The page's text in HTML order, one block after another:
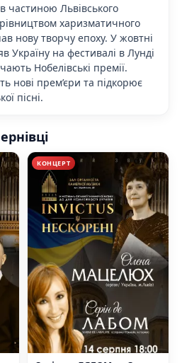
частиною Львівського
харизматичного
нову творчу епоху. У жовтні
Україну на фестивалі в Лунді
Нобелівські премії.
нові прем’єри та підкорює
пісні.
КОНЦЕРТ